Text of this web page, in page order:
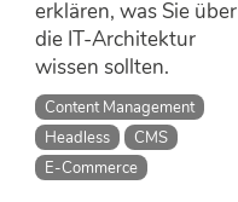
erklären, was Sie über
die IT-Architektur
wissen sollten.
Content Management
Headless
CMS
E-Commerce